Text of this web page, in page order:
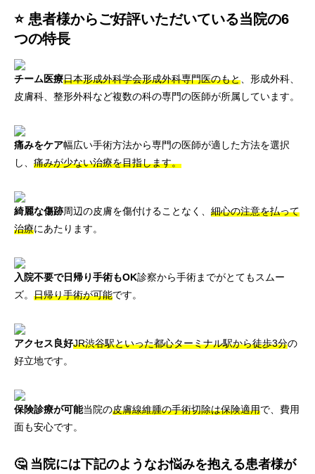
⭐ 患者様からご好評いただいている当院の6
つの特長
チーム医療日本形成外科学会形成外科専門医のもと 、形成外科、
皮膚科、整形外科など複数の科の専門の医師が所属しています。
痛みをケア幅広い手術方法から専門の医師が適した方法を選択
し、 痛みが少ない治療を目指します。
綺麗な傷跡周辺の皮膚を傷付けることなく、 細心の注意を払って
治療にあたります。
入院不要で日帰り手術もOK診察から手術までがとてもスムー
ズ。 日帰り手術が可能です。
アクセス良好JR渋谷駅といった都心ターミナル駅から徒歩3分の
好立地です。
保険診療が可能当院の皮膚線維腫の手術切除は保険適用で、費用
面も安心です。
🤔 当院には下記のようなお悩みを抱える患者様が